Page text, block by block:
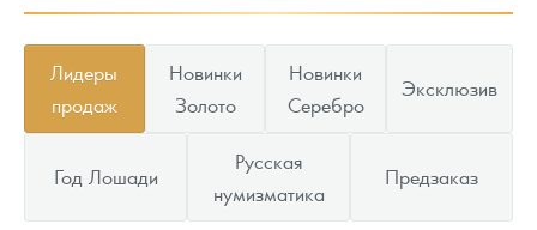
Лидеры
продаж
Новинки
Золото
Новинки
Серебро
Эксклюзив
Год Лошади
Русская
нумизматика
Предзаказ